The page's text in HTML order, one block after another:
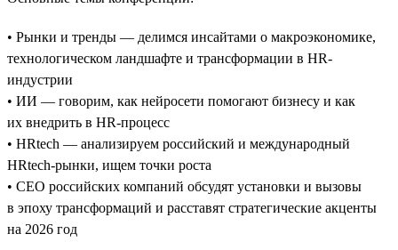
• Рынки и тренды — делимся инсайтами о макроэкономике,
технологическом ландшафте и трансформации в HR-
индустрии
• ИИ — говорим, как нейросети помогают бизнесу и как
их внедрить в HR-процесс
• HRtech — анализируем российский и международный
HRtech-рынки, ищем точки роста
• CEO российских компаний обсудят установки и вызовы
в эпоху трансформаций и расставят стратегические акценты
на 2026 год